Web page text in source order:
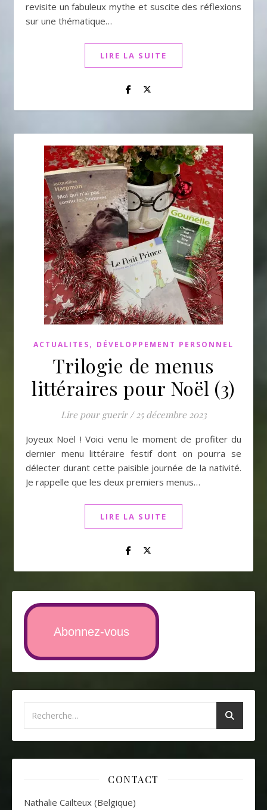
revisite un fabuleux mythe et suscite des réflexions
sur une thématique…
LIRE LA SUITE
ACTUALITES, DÉVELOPPEMENT PERSONNEL
Trilogie de menus
littéraires pour Noël (3)
Lire pour guerir / 25 décembre 2023
Joyeux Noël ! Voici venu le moment de profiter du
dernier menu littéraire festif dont on pourra se
délecter durant cette paisible journée de la nativité.
Je rappelle que les deux premiers menus…
LIRE LA SUITE
Abonnez-vous
CONTACT
Nathalie Cailteux (Belgique)